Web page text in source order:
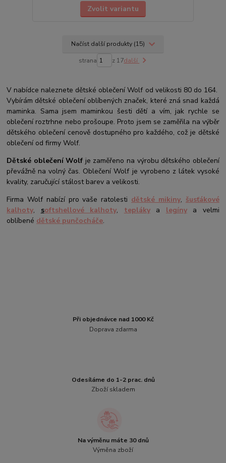
Zvolit variantu
Načíst další produkty (15)
strana z 17další
V nabídce naleznete dětské oblečení Wolf od velikosti 80 do 164.
Vybírám dětské oblečení oblíbených značek, které zná snad každá
maminka. Sama jsem maminkou šesti dětí a vím, jak rychle se
oblečení roztrhne nebo prošoupe. Proto jsem se zaměřila na výběr
dětského oblečení cenově dostupného pro každého, což je dětské
oblečení od firmy Wolf.
Dětské oblečení Wolf je zaměřeno na výrobu dětského oblečení
převážně na volný čas. Oblečení Wolf je vyrobeno z látek vysoké
kvality, zaručující stálost barev a velikosti.
Firma Wolf nabízí pro vaše ratolesti dětské mikiny, šusťákové
kalhoty, softshellové kalhoty, teplákya legínya velmi
oblíbené dětské punčocháče.
Při objednávce nad 1000 Kč
Doprava zdarma
Odesíláme do 1-2 prac. dnů
Zboží skladem
Na výměnu máte 30 dnů
Výměna zboží